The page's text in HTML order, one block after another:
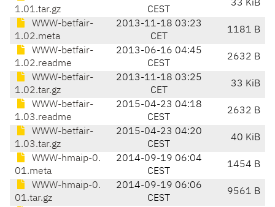
1.01.tar.gz
CEST
33 KiB
WWW-betfair-
1.02.meta
2013-11-18 03:23
CET
1181 B
WWW-betfair-
1.02.readme
2013-06-16 04:45
CEST
2632 B
WWW-betfair-
1.02.tar.gz
2013-11-18 03:25
CET
33 KiB
WWW-betfair-
1.03.readme
2015-04-23 04:18
CEST
2632 B
WWW-betfair-
1.03.tar.gz
2015-04-23 04:20
CEST
40 KiB
WWW-hmaip-0.
01.meta
2014-09-19 06:04
CEST
1454 B
WWW-hmaip-0.
01.tar.gz
2014-09-19 06:06
CEST
9561 B